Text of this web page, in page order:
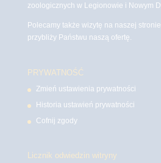
zoologicznych w Legionowie i Nowym
Polecamy także wizytę na naszej
przybliży Państwu naszą ofertę.
PRYWATNOŚĆ
Zmień ustawienia prywatności
Historia ustawień prywatności
Cofnij zgody
Licznik odwiedzin witryny